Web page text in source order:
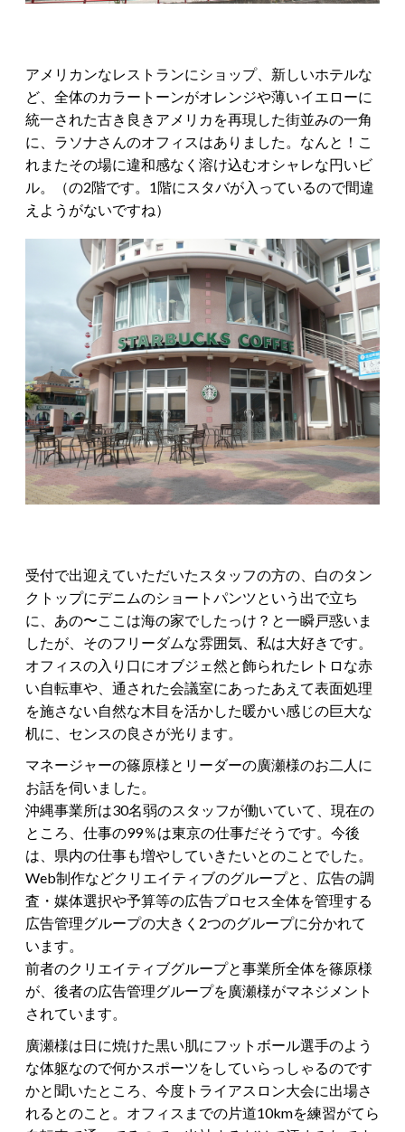
アメリカンなレストランにショップ、新しいホテルな
ど、全体のカラートーンがオレンジや薄いイエローに
統一された古き良きアメリカを再現した街並みの一角
に、ラソナさんのオフィスはありました。なんと！こ
れまたその場に違和感なく溶け込むオシャレな円いビ
ル。（の2階です。1階にスタバが入っているので間違
えようがないですね）
受付で出迎えていただいたスタッフの方の、白のタン
クトップにデニムのショートパンツという出で立ち
に、あの〜ここは海の家でしたっけ？と一瞬戸惑いま
したが、そのフリーダムな雰囲気、私は大好きです。
オフィスの入り口にオブジェ然と飾られたレトロな赤
い自転車や、通された会議室にあったあえて表面処理
を施さない自然な木目を活かした暖かい感じの巨大な
机に、センスの良さが光ります。
マネージャーの篠原様とリーダーの廣瀬様のお二人に
お話を伺いました。
沖縄事業所は30名弱のスタッフが働いていて、現在の
ところ、仕事の99％は東京の仕事だそうです。今後
は、県内の仕事も増やしていきたいとのことでした。
Web制作などクリエイティブのグループと、広告の調
査・媒体選択や予算等の広告プロセス全体を管理する
広告管理グループの大きく2つのグループに分かれて
います。
前者のクリエイティブグループと事業所全体を篠原様
が、後者の広告管理グループを廣瀬様がマネジメント
されています。
廣瀬様は日に焼けた黒い肌にフットボール選手のよう
な体躯なので何かスポーツをしていらっしゃるのです
かと聞いたところ、今度トライアスロン大会に出場さ
れるとのこと。オフィスまでの片道10kmを練習がてら